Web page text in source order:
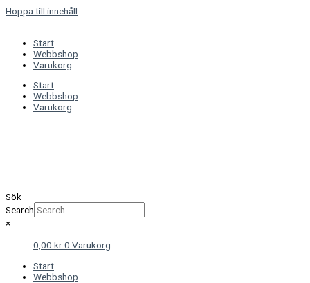
Hoppa till innehåll
Start
Webbshop
Varukorg
Start
Webbshop
Varukorg
Sök
Search
×
0,00 kr0 Varukorg
Start
Webbshop